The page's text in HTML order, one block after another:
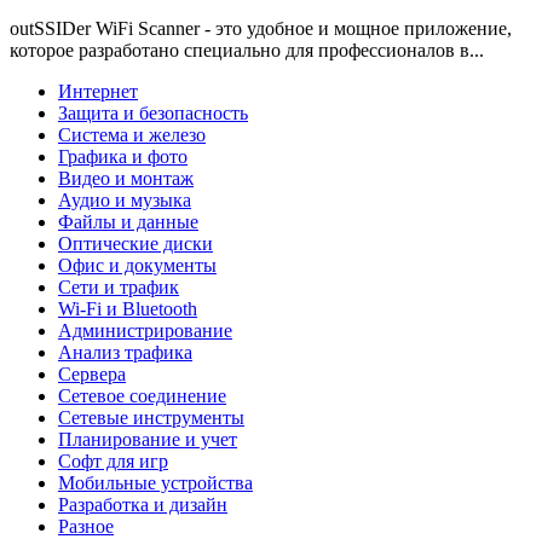
outSSIDer WiFi Scanner - это удобное и мощное приложение,
которое разработано специально для профессионалов в...
Интернет
Защита и безопасность
Система и железо
Графика и фото
Видео и монтаж
Аудио и музыка
Файлы и данные
Оптические диски
Офис и документы
Сети и трафик
Wi-Fi и Bluetooth
Администрирование
Анализ трафика
Сервера
Сетевое соединение
Сетевые инструменты
Планирование и учет
Софт для игр
Мобильные устройства
Разработка и дизайн
Разное